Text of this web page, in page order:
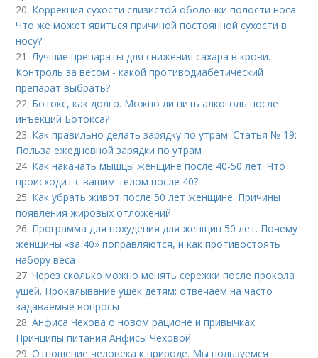
20. Коррекция сухости слизистой оболочки полости носа.
Что же может явиться причиной постоянной сухости в
носу?
21.Лучшие препараты для снижения сахара в крови.
Контроль за весом - какой противодиабетический
препарат выбрать?
22. Ботокс, как долго. Можно ли пить алкоголь после
инъекций Ботокса?
23. Как правильно делать зарядку по утрам. Статья № 19:
Польза ежедневной зарядки по утрам
24. Как накачать мышцы женщине после 40-50 лет. Что
происходит с вашим телом после 40?
25. Как убрать живот после 50 лет женщине. Причины
появления жировых отложений
26. Программа для похудения для женщин 50 лет. Почему
женщины «за 40» поправляются, и как противостоять
набору веса
27.Через сколько можно менять сережки после прокола
ушей. Прокалывание ушек детям: отвечаем на часто
задаваемые вопросы
28.Анфиса Чехова о новом рационе и привычках.
Принципы питания Анфисы Чеховой
29.Отношение человека к природе. Мы пользуемся